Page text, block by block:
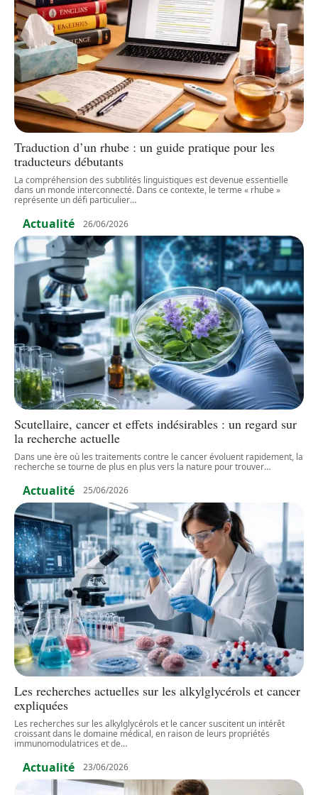
Traduction d’un rhube : un guide pratique pour les
traducteurs débutants
La compréhension des subtilités linguistiques est devenue essentielle
dans un monde interconnecté. Dans ce contexte, le terme « rhube »
représente un défi particulier…
Actualité 26/06/2026
Scutellaire, cancer et effets indésirables : un regard sur
la recherche actuelle
Dans une ère où les traitements contre le cancer évoluent rapidement, la
recherche se tourne de plus en plus vers la nature pour trouver…
Actualité 25/06/2026
Les recherches actuelles sur les alkylglycérols et cancer
expliquées
Les recherches sur les alkylglycérols et le cancer suscitent un intérêt
croissant dans le domaine médical, en raison de leurs propriétés
immunomodulatrices et de…
Actualité 23/06/2026